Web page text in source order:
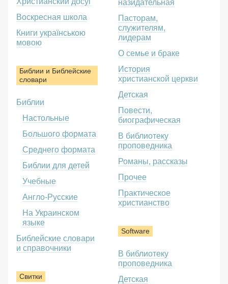
Воскресная школа
Книги українською
мовою
Библии и Библейские
словари
Библии
Настольные
Большого формата
Среднего формата
Библии для детей
Учебные
Англо-Русские
На Украинском
языке
Библейские словари
и справочники
Свитки
назидательная
Пасторам,
служителям,
лидерам
О семье и браке
История
христианской церкви
Детская
Повести,
биографическая
В библиотеку
проповедника
Романы, рассказы
Прочее
Практическое
христианство
Software
В библиотеку
проповедника
Детская